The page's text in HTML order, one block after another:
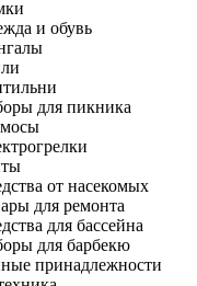
и обувь
для пикника
от насекомых
для ремонта
для бассейна
для барбекю
принадлежности